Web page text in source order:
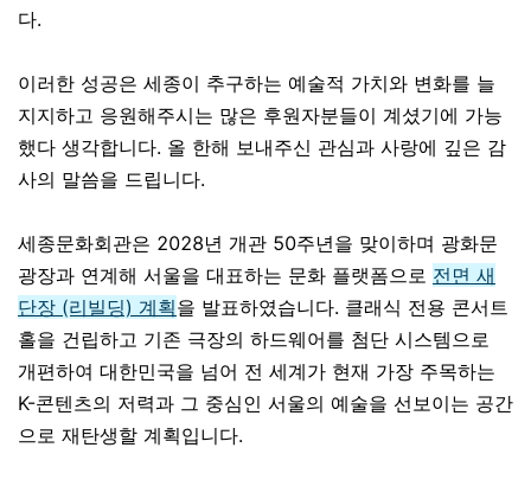
다.
이러한 성공은 세종이 추구하는 예술적 가치와 변화를 늘
지지하고 응원해주시는 많은 후원자분들이 계셨기에 가능
했다 생각합니다. 올 한해 보내주신 관심과 사랑에 깊은 감
사의 말씀을 드립니다.
세종문화회관은 2028년 개관 50주년을 맞이하며 광화문
광장과 연계해 서울을 대표하는 문화 플랫폼으로 전면 새
단장 (리빌딩) 계획을 발표하였습니다. 클래식 전용 콘서트
홀을 건립하고 기존 극장의 하드웨어를 첨단 시스템으로
개편하여 대한민국을 넘어 전 세계가 현재 가장 주목하는
K-콘텐츠의 저력과 그 중심인 서울의 예술을 선보이는 공간
으로 재탄생할 계획입니다.